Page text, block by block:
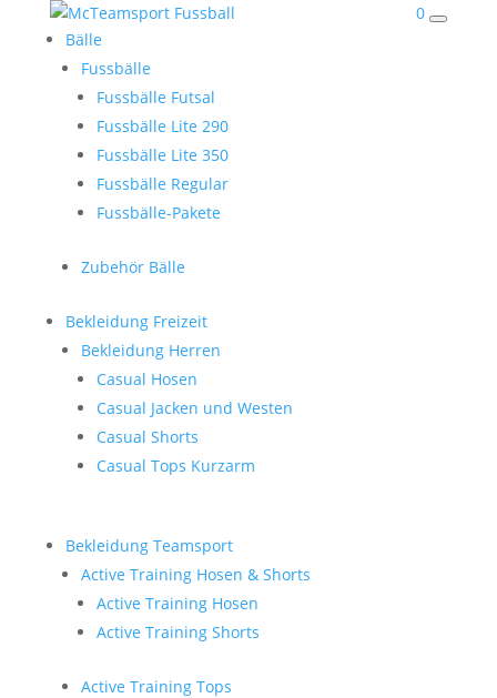
0
Bälle
Fussbälle
Fussbälle Futsal
Fussbälle Lite 290
Fussbälle Lite 350
Fussbälle Regular
Fussbälle-Pakete
Zubehör Bälle
Bekleidung Freizeit
Bekleidung Herren
Casual Hosen
Casual Jacken und Westen
Casual Shorts
Casual Tops Kurzarm
Bekleidung Teamsport
Active Training Hosen & Shorts
Active Training Hosen
Active Training Shorts
Active Training Tops